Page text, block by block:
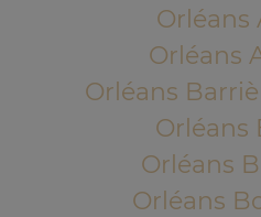
Orléans
Orléans
Orléans
Orléans
Orléans
Orléans